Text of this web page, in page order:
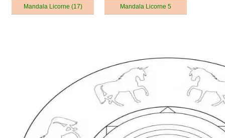
Mandala Licorne (17) Mandala Licorne 5